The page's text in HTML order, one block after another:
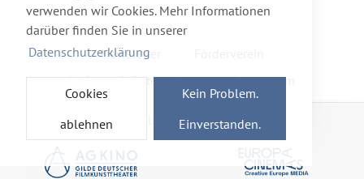
verwenden wir Cookies. Mehr Informationen
darüber finden Sie in unserer
Datenschutzerklärung
Cookies
ablehnen
Kein Problem.
Einverstanden.
Newsletter
Haftung & Datenschutz
Impressum
Mitglied im Netzwerk